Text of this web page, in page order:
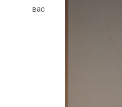
вас